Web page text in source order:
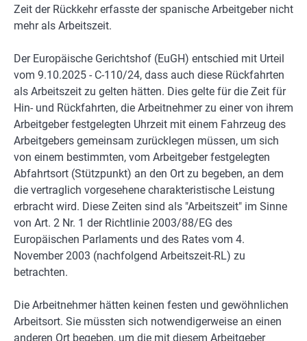
Zeit der Rückkehr erfasste der spanische Arbeitgeber nicht
mehr als Arbeitszeit.
Der Europäische Gerichtshof (EuGH) entschied mit Urteil
vom 9.10.2025 - C-110/24, dass auch diese Rückfahrten
als Arbeitszeit zu gelten hätten. Dies gelte für die Zeit für
Hin- und Rückfahrten, die Arbeitnehmer zu einer von ihrem
Arbeitgeber festgelegten Uhrzeit mit einem Fahrzeug des
Arbeitgebers gemeinsam zurücklegen müssen, um sich
von einem bestimmten, vom Arbeitgeber festgelegten
Abfahrtsort (Stützpunkt) an den Ort zu begeben, an dem
die vertraglich vorgesehene charakteristische Leistung
erbracht wird. Diese Zeiten sind als "Arbeitszeit" im Sinne
von Art. 2 Nr. 1 der Richtlinie 2003/88/EG des
Europäischen Parlaments und des Rates vom 4.
November 2003 (nachfolgend Arbeitszeit-RL) zu
betrachten.
Die Arbeitnehmer hätten keinen festen und gewöhnlichen
Arbeitsort. Sie müssten sich notwendigerweise an einen
anderen Ort begeben, um die mit diesem Arbeitgeber